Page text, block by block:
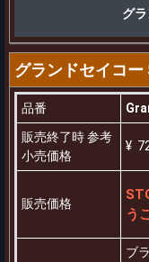
グ
グランドセイコー
品番
販売終了時 参考
小売価格
¥
販売価格
う
ブ